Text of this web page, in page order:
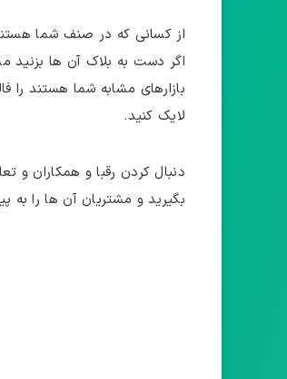
از کسانی که در صنف شما
اگر دست به بلاک آن‌ ها بزنید
بازارهای مشابه شما هستند را
لایک کنید.
دنبال کردن رقبا و همکاران و
بگیرید و مشتریان آن ها را